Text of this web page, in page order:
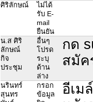
ศิริลักษณ์
ไม่ได้
รับ E-
mail
ยืนยัน
น.ส ศิริ
ลักษณ์
กิจ
ประชุม
อื่นๆ
โปรด
ระบุ
ด้าน
ล่าง
กด
สมัค
นรินทร์
สุนทร
กรอก
ข้อมูล
อีเม